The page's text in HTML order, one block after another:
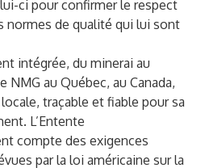
ci pour confirmer le respect
normes de qualité qui lui sont
intégrée, du minerai au
NMG au Québec, au Canada,
traçable et fiable pour sa
L’Entente
compte des exigences
par la loi américaine sur la